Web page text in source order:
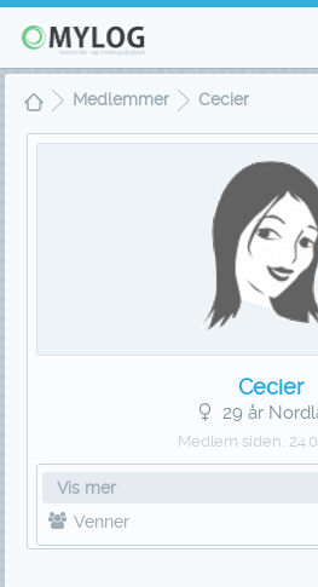
Medlemmer Cecier
Cecier
29 år
Medlem siden:
Vis mer
Venner